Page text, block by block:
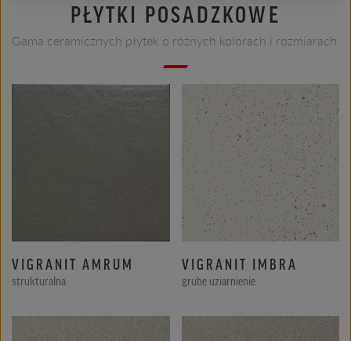
PŁYTKI POSADZKOWE
Gama ceramicznych płytek o różnych kolorach i rozmiarach.
VIGRANIT AMRUM
strukturalna
VIGRANIT IMBRA
grube uziarnienie